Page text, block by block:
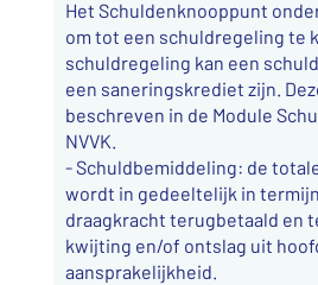
Het Schuldenknooppunt
om tot een schuldregeling te
schuldregeling kan een
een saneringskrediet zijn.
beschreven in de Module
NVVK.
- Schuldbemiddeling: de
wordt in gedeeltelijk in
draagkracht terugbetaald en
kwijting en/of ontslag uit
aansprakelijkheid.